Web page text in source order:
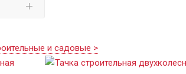
и садовые >